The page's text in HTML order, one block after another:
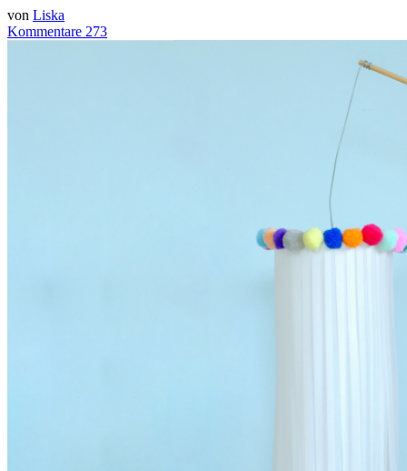
von Liska
Kommentare 273